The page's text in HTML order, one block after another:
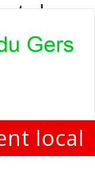
de
bio aux
local